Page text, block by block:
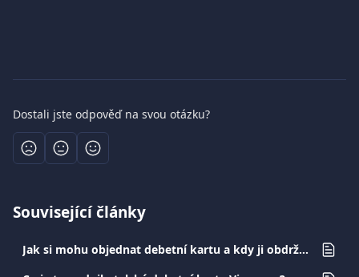
Dostali jste odpověď na svou otázku?
Související články
Jak si mohu objednat debetní kartu a kdy ji obdržím?